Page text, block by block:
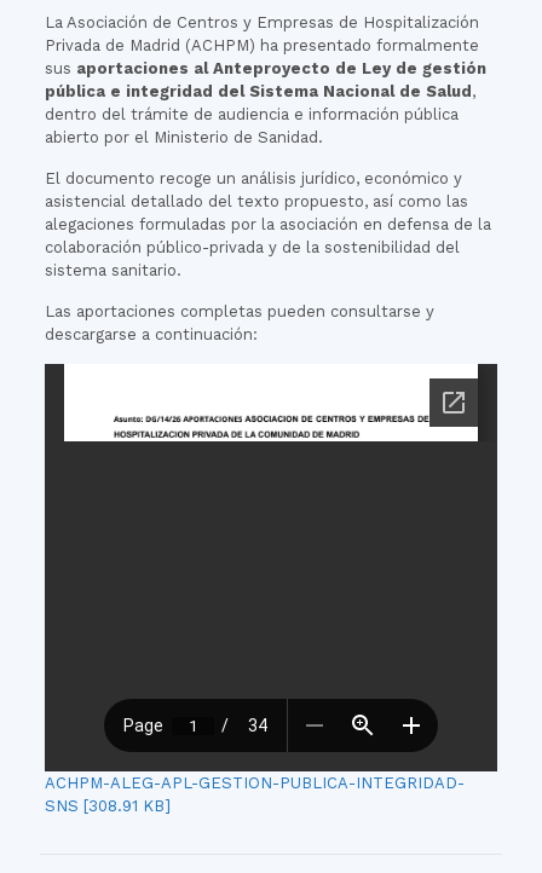
La Asociación de Centros y Empresas de Hospitalización
Privada de Madrid (ACHPM) ha presentado formalmente
sus aportaciones al Anteproyecto de Ley de gestión
pública e integridad del Sistema Nacional de Salud ,
dentro del trámite de audiencia e información pública
abierto por el Ministerio de Sanidad.
El documento recoge un análisis jurídico, económico y
asistencial detallado del texto propuesto, así como las
alegaciones formuladas por la asociación en defensa de la
colaboración público-privada y de la sostenibilidad del
sistema sanitario.
Las aportaciones completas pueden consultarse y
descargarse a continuación:
ACHPM-ALEG-APL-GESTION-PUBLICA-INTEGRIDAD-
SNS [308.91 KB]